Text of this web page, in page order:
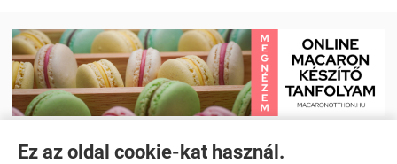
Ez az oldal cookie-kat használ.
Receptkönyv e-book és Étrendtervező app|Kezdőlap